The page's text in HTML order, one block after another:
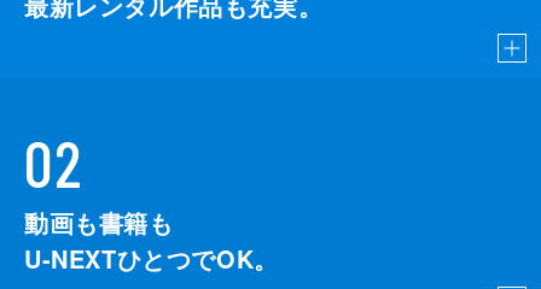
02
動画も書籍も
U-NEXTひとつでOK。